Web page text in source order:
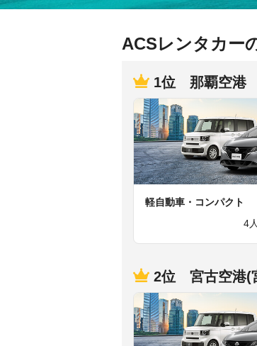
ACSレンタカー
1位 那覇空港
軽自動車・コンパクト
4
2位 宮古空港(